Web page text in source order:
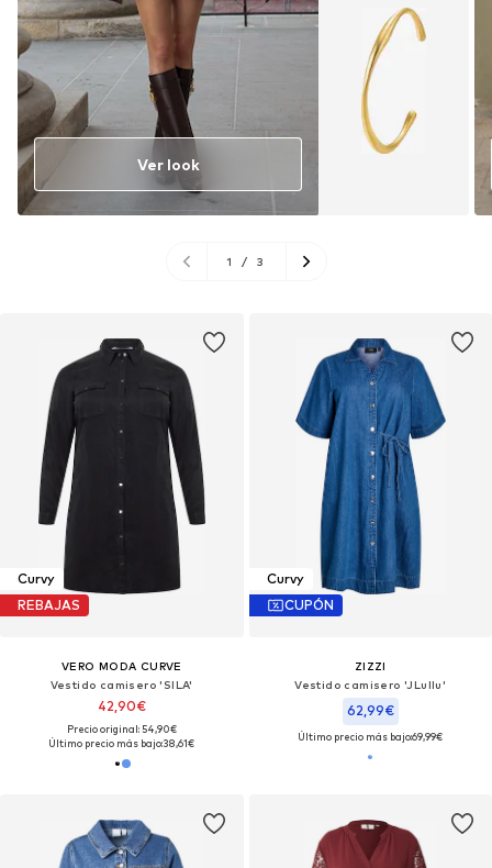
Ver look
1 / 3
Curvy
REBAJAS
VERO MODA CURVE
Vestido camisero 'SILA'
42,90€
Precio original: 54,90€
Último precio más bajo:38,61€
Curvy
CUPÓN
ZIZZI
Vestido camisero 'JLullu'
62,99€
Último precio más bajo:69,99€